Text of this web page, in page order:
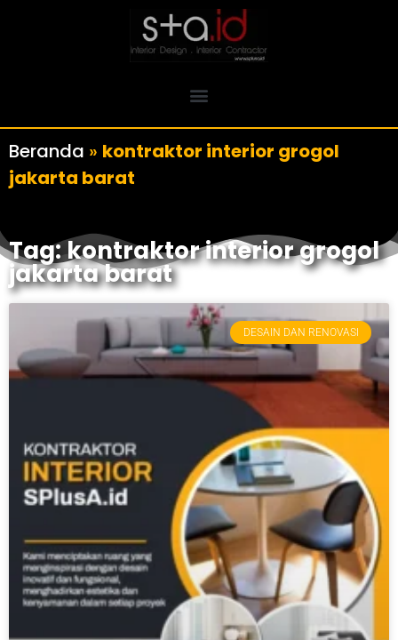
Beranda » kontraktor interior grogol
jakarta barat
Tag: kontraktor interior grogol
jakarta barat
DESAIN DAN RENOVASI